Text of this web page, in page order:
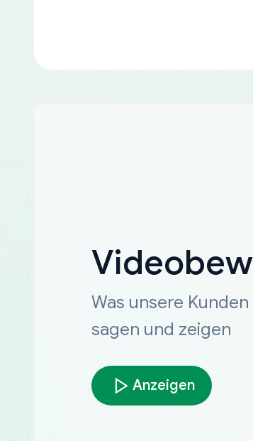
Was unsere
sagen und zeigen
Anzeigen